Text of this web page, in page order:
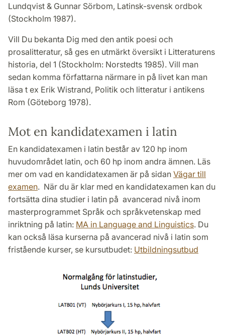
Lundqvist & Gunnar Sörbom, Latinsk-svensk ordbok
(Stockholm 1987).
Vill Du bekanta Dig med den antik poesi och
prosalitteratur, så ges en utmärkt översikt i Litteraturens
historia, del 1 (Stockholm: Norstedts 1985). Vill man
sedan komma författarna närmare in på livet kan man
läsa t ex Erik Wistrand, Politik och litteratur i antikens
Rom (Göteborg 1978).
Mot en kandidatexamen i latin
En kandidatexamen i latin består av 120 hp inom
huvudområdet latin, och 60 hp inom andra ämnen. Läs
mer om vad en kandidatexamen är på sidan Vägar till
examen. När du är klar med en kandidatexamen kan du
fortsätta dina studier i latin på avancerad nivå inom
masterprogrammet Språk och språkvetenskap med
inriktning på latin: MA in Language and Linguistics. Du
kan också läsa kurserna på avancerad nivå i latin som
fristående kurser, se kursutbudet: Utbildningsutbud